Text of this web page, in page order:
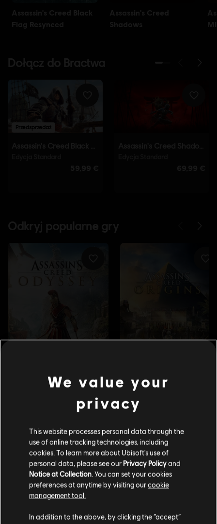
Zjednoczone.
We value your
privacy
This website processes personal data through the
use of online tracking technologies, including
cookies. To learn more about Ubisoft's use of
personal data, please see our Privacy Policyand
Notice at Collection . You can set your cookies
preferences at anytime by visiting ourcookie
management tool.
In addition to the above, by clicking the “accept”